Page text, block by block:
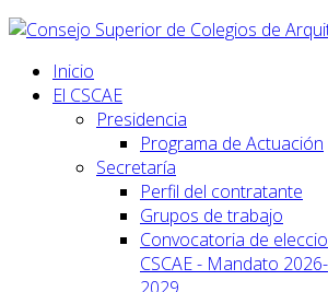
Inicio
El CSCAE
Presidencia
Programa de Actuación
Secretaría
Perfil del contratante
Grupos de trabajo
Convocatoria de
CSCAE - Mandato 2026-